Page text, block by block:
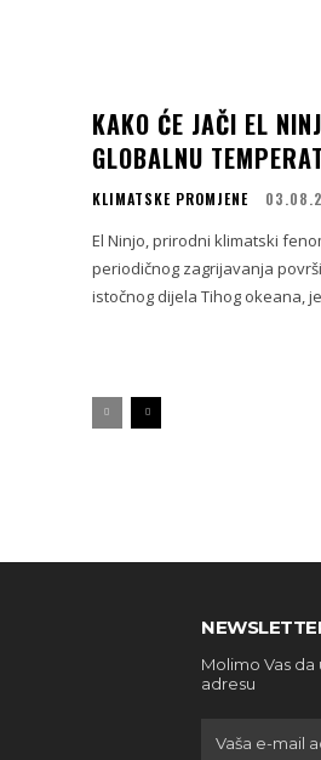
KAKO ĆE JAČI EL
GLOBALNU
KLIMATSKE PROMJENE
El Ninjo, prirodni klimatski
periodičnog zagrijavanja
istočnog dijela Tihog okeana,
Molimo Vas
adresu